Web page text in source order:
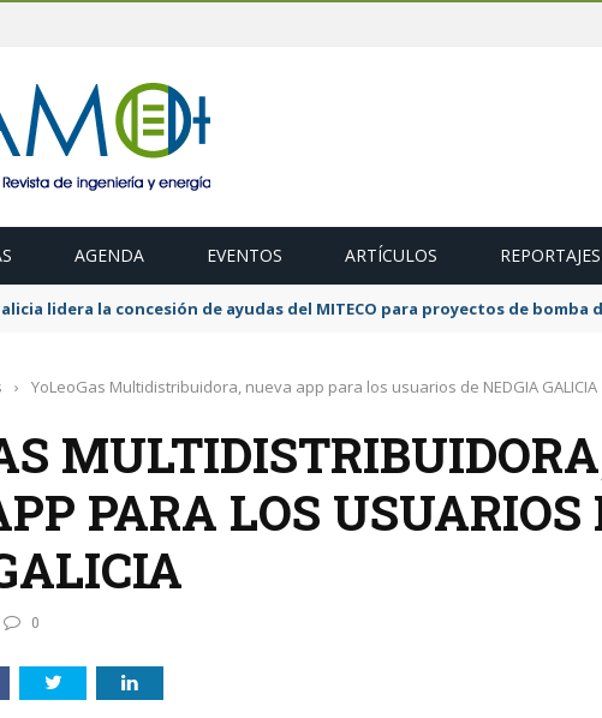
AGENDA EVENTOS ARTÍCULOS REPORTAJES
MITECO prepara una subasta de 600 MW de cogeneración de alta
› YoLeoGas Multidistribuidora, nueva app para los usuarios de NEDGIA GALICIA
PARA LOS USUARIOS
0